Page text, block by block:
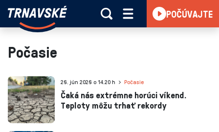
Skočiť na obsah
Trnavské
deje
v
kraji
POČÚVAJTE
Počasie
Čaká nás extrémne horúci víkend.
Teploty môžu trhať rekordy
26. jún 2026 o 14.20 h Počasie